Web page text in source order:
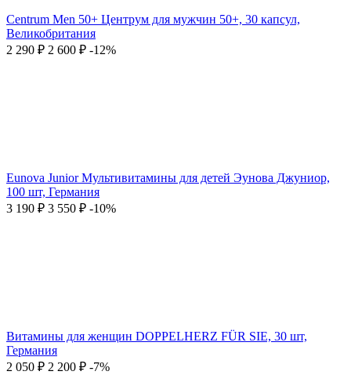
Centrum Men 50+ Центрум для мужчин 50+, 30 капсул,
Великобритания
2 290 ₽ 2 600 ₽ -12%
Eunova Junior Мультивитамины для детей Эунова Джуниор,
100 шт, Германия
3 190 ₽ 3 550 ₽ -10%
Витамины для женщин DOPPELHERZ FÜR SIE, 30 шт,
Германия
2 050 ₽ 2 200 ₽ -7%